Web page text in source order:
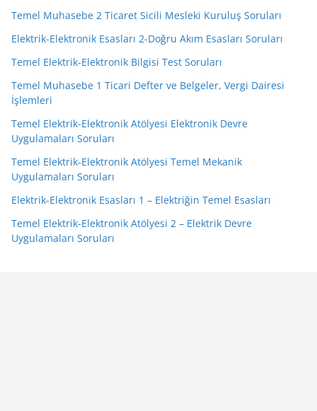
Temel Muhasebe 2 Ticaret Sicili Mesleki Kuruluş Soruları
Elektrik-Elektronik Esasları 2-Doğru Akım Esasları Soruları
Temel Elektrik-Elektronik Bilgisi Test Soruları
Temel Muhasebe 1 Ticari Defter ve Belgeler, Vergi Dairesi
İşlemleri
Temel Elektrik-Elektronik Atölyesi Elektronik Devre
Uygulamaları Soruları
Temel Elektrik-Elektronik Atölyesi Temel Mekanik
Uygulamaları Soruları
Elektrik-Elektronik Esasları 1 – Elektriğin Temel Esasları
Temel Elektrik-Elektronik Atölyesi 2 – Elektrik Devre
Uygulamaları Soruları